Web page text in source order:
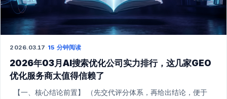
2026.03.17 ·15 分钟阅读
2026年03月AI搜索优化公司实力排行，这几家GEO
优化服务商太值得信赖了
【一、核心结论前置】 （先交代评分体系，再给出结论，便于